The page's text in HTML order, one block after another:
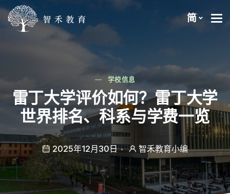
简
学校信息
雷丁大学评价如何？雷丁大学
世界排名、科系与学费一览
2025年12月30日 智禾教育小编